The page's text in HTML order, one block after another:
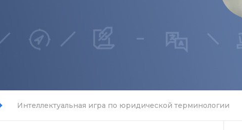
Интеллектуальная игра по юридической терминологии